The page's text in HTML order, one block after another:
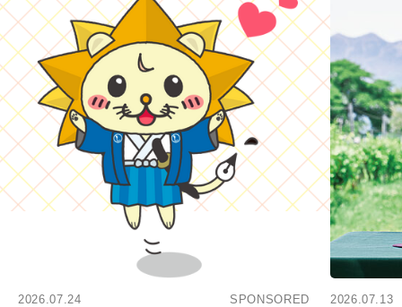
2026.07.24 SPONSORED 2026.07.13